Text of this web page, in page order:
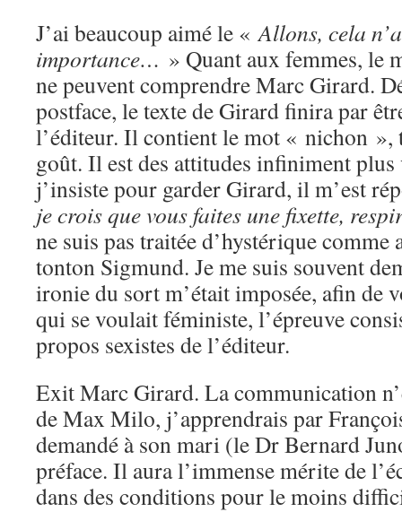
J’ai beaucoup aimé le «Allons, cela
importance… » Quant aux femmes, le
ne peuvent comprendre Marc Girard.
postface, le texte de Girard finira par
l’éditeur. Il contient le mot « nichon »,
goût. Il est des attitudes infiniment
j’insiste pour garder Girard, il m’est
je crois que vous faites une fixette,
ne suis pas traitée d’hystérique
tonton Sigmund. Je me suis souvent
ironie du sort m’était imposée, afin de
qui se voulait féministe, l’épreuve
propos sexistes de l’éditeur.
Exit Marc Girard. La communication
de Max Milo, j’apprendrais par
demandé à son mari (le Dr Bernard
préface. Il aura l’immense mérite de
dans des conditions pour le moins